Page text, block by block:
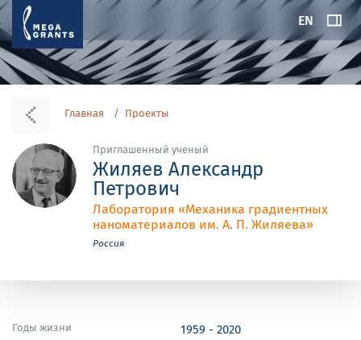
EN
Главная Проекты
Приглашенный ученый
Жиляев Александр
Петрович
Лаборатория «Механика градиентных
наноматериалов им. А. П. Жиляева»
Россия
Годы жизни 1959 - 2020